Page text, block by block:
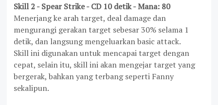
Skill 2 - Spear Strike - CD 10 detik - Mana: 80
Menerjang ke arah target, deal damage dan
mengurangi gerakan target sebesar 30% selama 1
detik, dan langsung mengeluarkan basic attack.
Skill ini digunakan untuk mencapai target dengan
cepat, selain itu, skill ini akan mengejar target yang
bergerak, bahkan yang terbang seperti Fanny
sekalipun.